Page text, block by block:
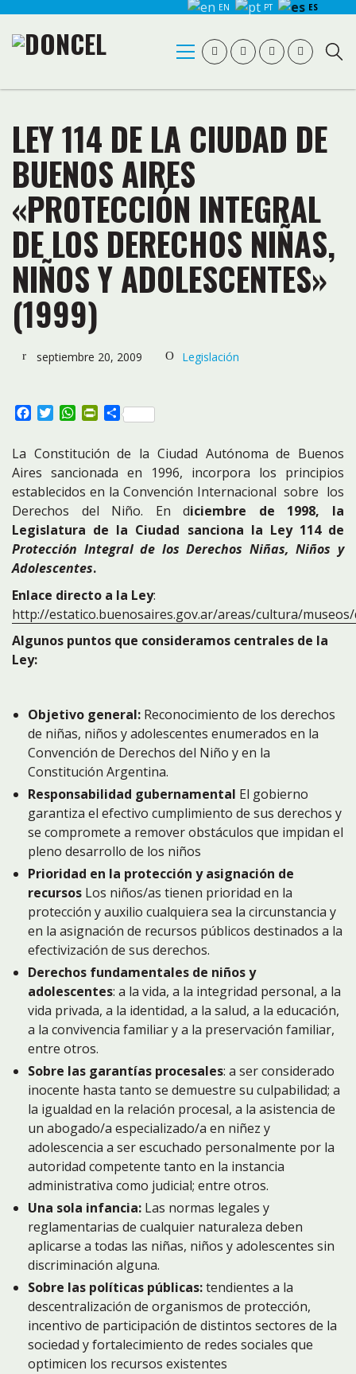
LEY 114 DE LA CIUDAD DE
BUENOS AIRES
«PROTECCIÓN INTEGRAL
DE LOS DERECHOS NIÑAS,
NIÑOS Y ADOLESCENTES»
(1999)
septiembre 20, 2009 Legislación
Facebook
TwitterWhatsApp
PrintFriendly
Compartir
La Constitución de la Ciudad Autónoma de Buenos
Aires sancionada en 1996, incorpora los principios
establecidos en la Convención Internacional sobre los
Derechos del Niño. En diciembre de 1998,
la
Legislatura de la Ciudad sanciona la Ley 114 de
Protección Integral de los Derechos Niñas, Niños y
Adolescentes.
Enlace directo a la Ley:
http://estatico.buenosaires.gov.ar/areas/cultura/museos/
Algunos puntos que consideramos centrales de la
Ley:
Objetivo general: Reconocimiento de los derechos
de niñas, niños y adolescentes enumerados en la
Convención de Derechos del Niño y en la
Constitución Argentina.
Responsabilidad gubernamental El gobierno
garantiza el efectivo cumplimiento de sus derechos y
se compromete a remover obstáculos que impidan el
pleno desarrollo de los niños
Prioridad en la protección y asignación de
recursos Los niños/as tienen prioridad en la
protección y auxilio cualquiera sea la circunstancia y
en la asignación de recursos públicos destinados a la
efectivización de sus derechos.
Derechos fundamentales de niños y
adolescentes: a la vida, a la integridad personal, a la
vida privada, a la identidad, a la salud, a la educación,
a la convivencia familiar y a la preservación familiar,
entre otros.
Sobre las garantías procesales: a ser considerado
inocente hasta tanto se demuestre su culpabilidad; a
la igualdad en la relación procesal, a la asistencia de
un abogado/a especializado/a en niñez y
adolescencia a ser escuchado personalmente por la
autoridad competente tanto en la instancia
administrativa como judicial; entre otros.
Una sola infancia: Las normas legales y
reglamentarias de cualquier naturaleza deben
aplicarse a todas las niñas, niños y adolescentes sin
discriminación alguna.
Sobre las políticas públicas:tendientes a la
descentralización de organismos de protección,
incentivo de participación de distintos sectores de la
sociedad y fortalecimiento de redes sociales que
optimicen los recursos existentes
EN PT ES